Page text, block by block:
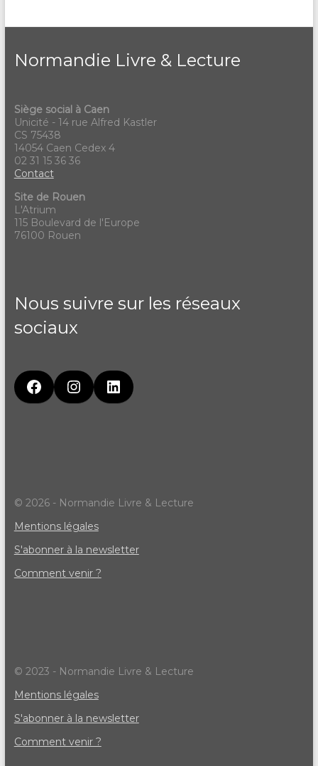
Normandie Livre & Lecture
Siège social à Caen
Unicité - 14 rue Alfred Kastler
CS 75438
14054 Caen Cedex 4
02 31 15 36 36
Contact
Site de Rouen
L'Atrium
115 Boulevard de l'Europe
76100 Rouen
Nous suivre sur les réseaux
sociaux
© 2026 - Normandie Livre & Lecture
Mentions légales
S'abonner à la newsletter
Comment venir ?
© 2023 - Normandie Livre & Lecture
Mentions légales
S'abonner à la newsletter
Comment venir ?